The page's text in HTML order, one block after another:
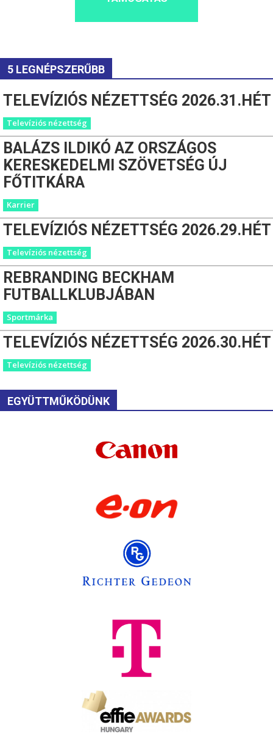
5 LEGNÉPSZERŰBB
TELEVÍZIÓS NÉZETTSÉG 2026.31.HÉT
Televíziós nézettség
BALÁZS ILDIKÓ AZ ORSZÁGOS
KERESKEDELMI SZÖVETSÉG ÚJ
FŐTITKÁRA
Karrier
TELEVÍZIÓS NÉZETTSÉG 2026.29.HÉT
Televíziós nézettség
REBRANDING BECKHAM
FUTBALLKLUBJÁBAN
Sportmárka
TELEVÍZIÓS NÉZETTSÉG 2026.30.HÉT
Televíziós nézettség
EGYÜTTMŰKÖDÜNK